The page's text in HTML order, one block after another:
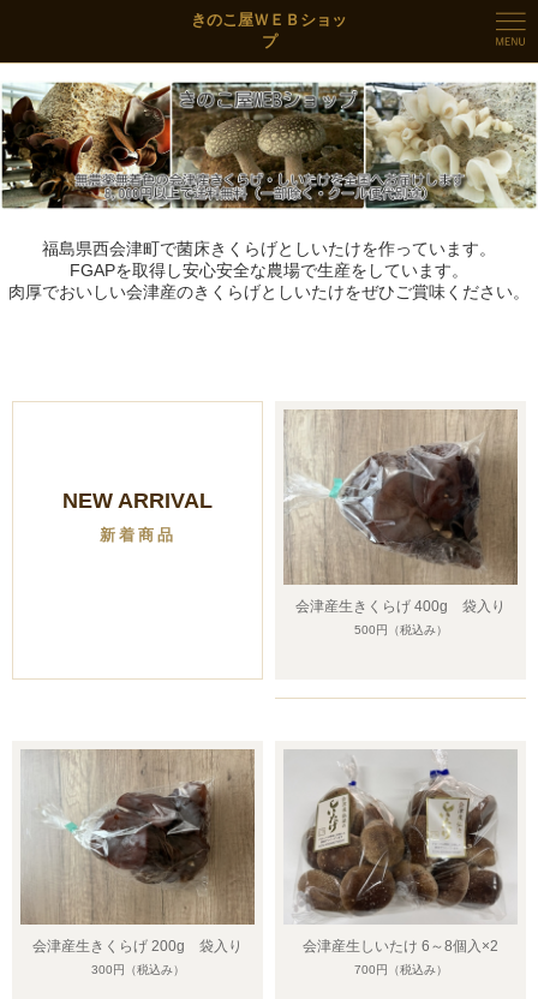
きのこ屋ＷＥＢショッ
プ
→
←
福島県西会津町で菌床きくらげとしいたけを作っています。
FGAPを取得し安心安全な農場で生産をしています。
肉厚でおいしい会津産のきくらげとしいたけをぜひご賞味ください。
NEW ARRIVAL
新着商品
会津産生きくらげ 400g 袋入り
500円 （税込み）
会津産生きくらげ 200g 袋入り
300円 （税込み）
会津産生しいたけ 6～8個入×2
700円 （税込み）